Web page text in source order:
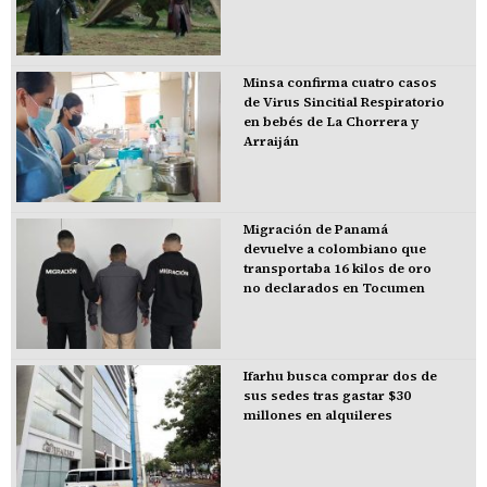
Minsa confirma cuatro casos
de Virus Sincitial Respiratorio
en bebés de La Chorrera y
Arraiján
Migración de Panamá
devuelve a colombiano que
transportaba 16 kilos de oro
no declarados en Tocumen
Ifarhu busca comprar dos de
sus sedes tras gastar $30
millones en alquileres